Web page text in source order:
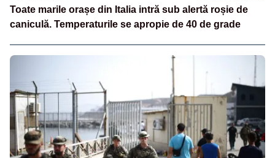
Toate marile orașe din Italia intră sub alertă roșie de
caniculă. Temperaturile se apropie de 40 de grade